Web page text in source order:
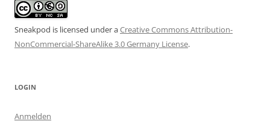
Sneakpod is licensed under aCreative Commons Attribution-
NonCommercial-ShareAlike 3.0 Germany License.
LOGIN
Anmelden